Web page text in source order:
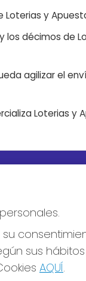
y
los décimos de
agilizar el
Loterias y
- Receptor Oficial
contactar por
sus
AQUÍ.